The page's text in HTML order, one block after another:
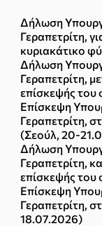
Δήλωση
Γεραπετρίτη,
κυριακάτικο
(02.08.2026)
Δήλωση
Γεραπετρίτη,
επίσκεψής του
και τη
21.07.2026)
Επίσκεψη
Γεραπετρίτη,
(Σεούλ, 20-
Δήλωση
Γεραπετρίτη,
επίσκεψής του
18.07.2026)
Επίσκεψη
Γεραπετρίτη,
18.07.2026)